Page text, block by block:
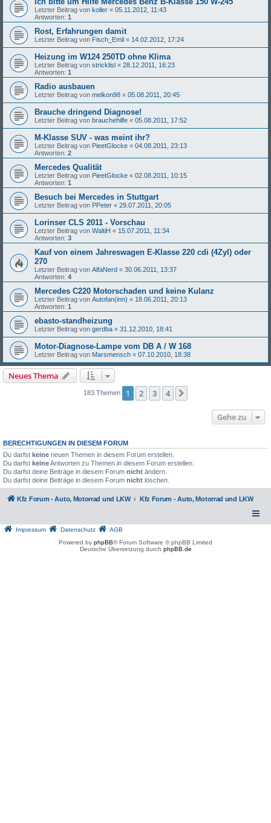
Letzter Beitrag von koller « 05.11.2012, 11:43
Antworten: 1
Rost, Erfahrungen damit
Letzter Beitrag von Fisch_Emil « 14.02.2012, 17:24
Heizung im W124 250TD ohne Klima
Letzter Beitrag von stricklisl « 28.12.2011, 16:23
Antworten: 1
Radio ausbauen
Letzter Beitrag von melkon98 « 05.08.2011, 20:45
Brauche dringend Diagnose!
Letzter Beitrag von brauchehilfe « 05.08.2011, 17:52
M-Klasse SUV - was meint ihr?
Letzter Beitrag von PieetGlocke « 04.08.2011, 23:13
Antworten: 2
Mercedes Qualität
Letzter Beitrag von PieetGlocke « 02.08.2011, 10:15
Antworten: 1
Besuch bei Mercedes in Stuttgart
Letzter Beitrag von PPeter « 29.07.2011, 20:05
Lorinser CLS 2011 - Vorschau
Letzter Beitrag von WaltiH « 15.07.2011, 11:34
Antworten: 3
Kauf von einem Jahreswagen E-Klasse 220 cdi (4Zyl) oder
270
Letzter Beitrag von AlfaNerd « 30.06.2011, 13:37
Antworten: 4
Mercedes C220 Motorschaden und keine Kulanz
Letzter Beitrag von Autofan(inn) « 18.06.2011, 20:13
Antworten: 1
ebasto-standheizung
Letzter Beitrag von gerdba « 31.12.2010, 18:41
Motor-Diagnose-Lampe vom DB A / W 168
Letzter Beitrag von Marsmensch « 07.10.2010, 18:38
Neues Thema
183 Themen 1 2 3 4
Gehe zu
BERECHTIGUNGEN IN DIESEM FORUM
Du darfst keine neuen Themen in diesem Forum erstellen.
Du darfst keineAntworten zu Themen in diesem Forum erstellen.
Du darfst deine Beiträge in diesem Forum nicht ändern.
Du darfst deine Beiträge in diesem Forum nicht löschen.
Kfz Forum - Auto, Motorrad und LKW Kfz Forum - Auto, Motorrad und LKW
Impressum Datenschutz
AGB
Powered by phpBB® Forum Software © phpBB Limited
Deutsche Übersetzung durch phpBB.de